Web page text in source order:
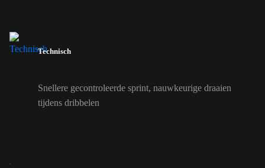
Technisch
Snellere gecontroleerde sprint, nauwkeurige draaien
tijdens dribbelen